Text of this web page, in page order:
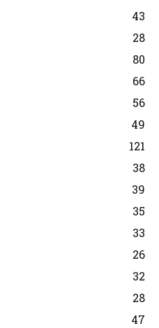
43
28
80
66
56
49
121
38
39
35
33
26
32
28
47